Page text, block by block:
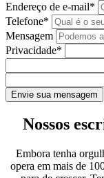
Endereço de e-mail*
Telefone*
Mensagem
Privacidade*
Envie sua mensagem
Nossos
Embora tenha
opera em mais de